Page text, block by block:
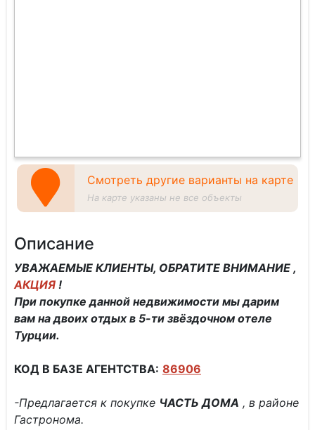
Смотреть другие варианты на карте
На карте указаны не все объекты
Описание
УВАЖАЕМЫЕ КЛИЕНТЫ, ОБРАТИТЕ ВНИМАНИЕ ,
АКЦИЯ !
При покупке данной недвижимости мы дарим
вам на двоих отдых в 5-ти звёздочном отеле
Турции.
КОД В БАЗЕ АГЕНТСТВА: 86906
-Предлагается к покупке ЧАСТЬ ДОМА , в районе
Гастронома.